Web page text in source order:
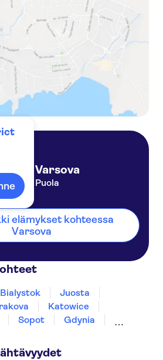
Varsova
Puola
elämykset kohteessa
Varsova
Bialystok
Juosta
Katowice
Sopot
Gdynia